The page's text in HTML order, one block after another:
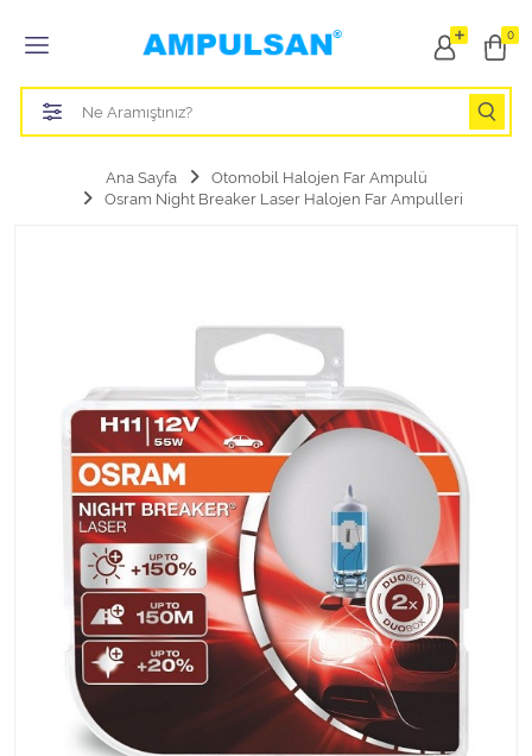
0
Tüm Kategoriler
Led Aydınlatma Ampulü
Otomobil Halojen Far Ampulü
Otomobil Halojen Park Ampulü
Otomobil Led Park Ampulü
Otomobil Gösterge Ampulü
Halojen Off Road Rally Ampulü
Motosiklet Halojen Far Ampulü
Kamyon Halojen Far Ampulü
Kamyon Halojen Park Ampulü
Ana Sayfa
Otomobil Halojen Far Ampulü
Osram Night Breaker Laser Halojen Far Ampulleri